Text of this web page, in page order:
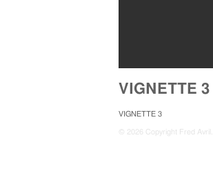
VIGNETTE 3
VIGNETTE 3
© 2026 Copyright Fred Avril.